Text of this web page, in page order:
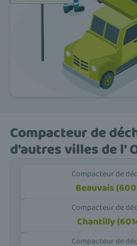
Compacteur de
d'autres villes de l'
Compacteur de
Beauvais
Compacteur de
Chantilly
Compacteur de